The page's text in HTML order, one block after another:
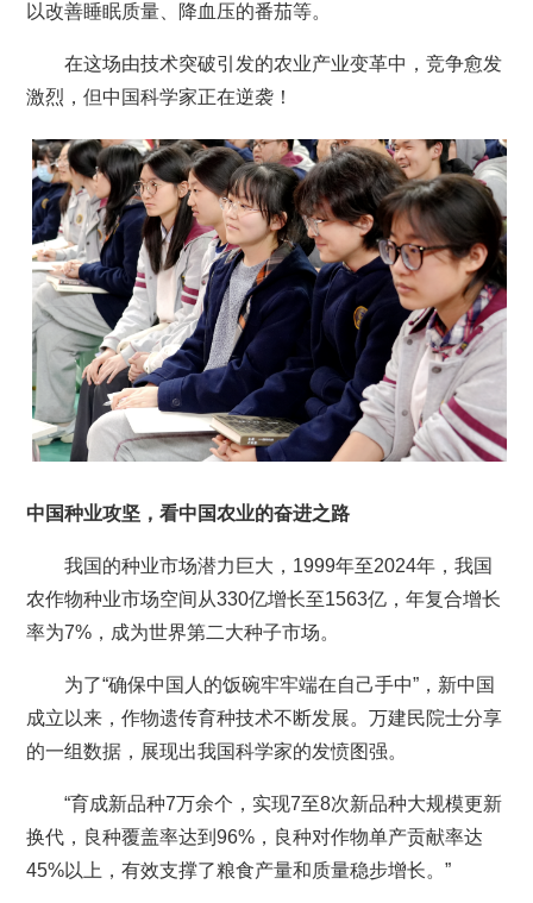
以改善睡眠质量、降血压的番茄等。
在这场由技术突破引发的农业产业变革中，竞争愈发
激烈，但中国科学家正在逆袭！
中国种业攻坚，看中国农业的奋进之路
我国的种业市场潜力巨大，1999年至2024年，我国
农作物种业市场空间从330亿增长至1563亿，年复合增长
率为7%，成为世界第二大种子市场。
为了“确保中国人的饭碗牢牢端在自己手中”，新中国
成立以来，作物遗传育种技术不断发展。万建民院士分享
的一组数据，展现出我国科学家的发愤图强。
“育成新品种7万余个，实现7至8次新品种大规模更新
换代，良种覆盖率达到96%，良种对作物单产贡献率达
45%以上，有效支撑了粮食产量和质量稳步增长。”